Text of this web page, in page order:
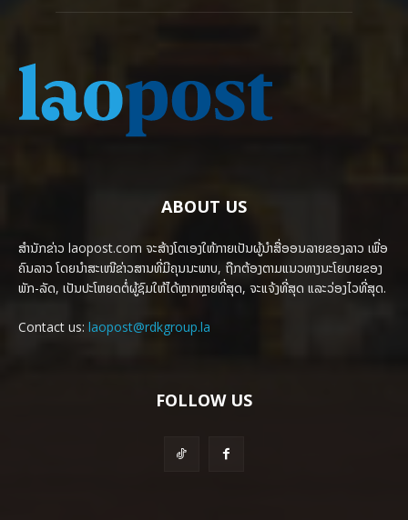
ABOUT US
ສຳນັກຂ່າວ laopost.com ຈະສ້າງໂຕເອງໃຫ້ກາຍເປັນຜູ້ນຳສື່ອອນລາຍຂອງລາວ ເພື່ອ
ຄົນລາວ ໂດຍນຳສະເໜີຂ່າວສານທີ່ມີຄຸນນະພາບ, ຖືກຕ້ອງຕາມແນວທາງນະໂຍບາຍຂອງ
ພັກ-ລັດ, ເປັນປະໂຫຍດຕໍ່ຜູ້ຊົມໃຫ້ໄດ້ຫຼາກຫຼາຍທີ່ສຸດ, ຈະແຈ້ງທີ່ສຸດ ແລະວ່ອງໄວທີ່ສຸດ.
Contact us: laopost@rdkgroup.la
FOLLOW US